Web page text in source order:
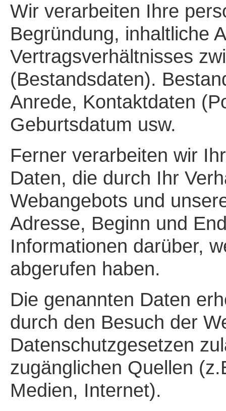
Wir verarbeiten Ihre
Begründung, inhaltliche
Vertragsverhältnisses
(Bestandsdaten).
Anrede, Kontaktdaten
Geburts­datum usw.
Ferner verarbeiten wir
Daten, die durch Ihr
Webangebots und
Adresse, Beginn und
Informationen darüber,
abgerufen haben.
Die genannten Daten
durch den Besuch der
Datenschutzgesetzen
zugänglichen Quellen
Medien, Internet).